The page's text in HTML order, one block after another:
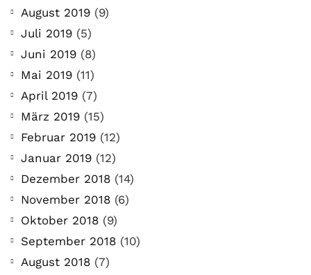
August 2019 (9)
Juli 2019 (5)
Juni 2019 (8)
Mai 2019 (11)
April 2019 (7)
März 2019 (15)
Februar 2019 (12)
Januar 2019 (12)
Dezember 2018 (14)
November 2018 (6)
Oktober 2018 (9)
September 2018 (10)
August 2018 (7)